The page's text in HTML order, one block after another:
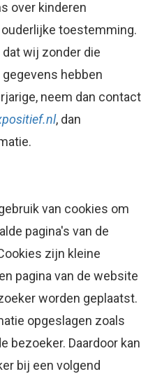
over kinderen
toestemming.
wij zonder die
hebben
neem dan contact
, dan
van cookies om
pagina's van de
zijn kleine
pagina van de website
worden geplaatst.
opgeslagen zoals
bezoeker. Daardoor kan
bij een volgend